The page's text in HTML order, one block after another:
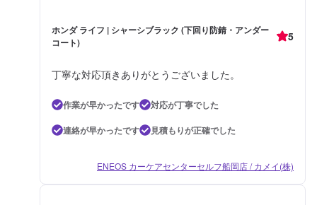
ホンダ ライフ | シャーシブラック (下回り防錆・アンダー
コート)
5
丁寧な対応頂きありがとうございました。
作業が早かったです
対応が丁寧でした
連絡が早かったです
見積もりが正確でした
ENEOS カーケアセンターセルフ船岡店 / カメイ(株)